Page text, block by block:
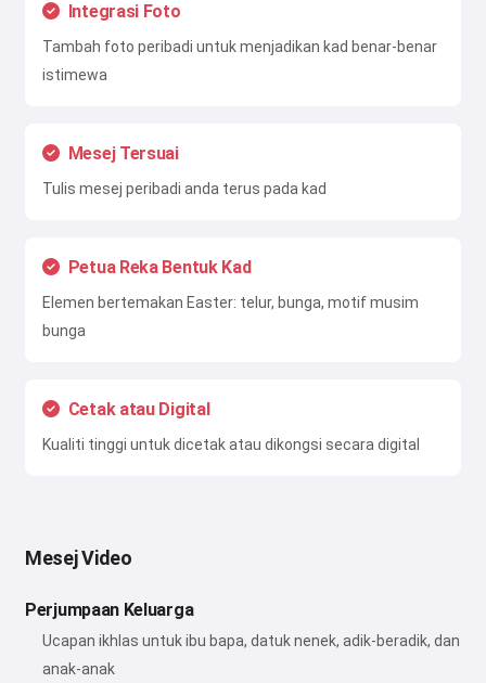
Integrasi Foto
Tambah foto peribadi untuk menjadikan kad benar-benar
istimewa
Mesej Tersuai
Tulis mesej peribadi anda terus pada kad
Petua Reka Bentuk Kad
Elemen bertemakan Easter: telur, bunga, motif musim
bunga
Cetak atau Digital
Kualiti tinggi untuk dicetak atau dikongsi secara digital
Mesej Video
Perjumpaan Keluarga
Ucapan ikhlas untuk ibu bapa, datuk nenek, adik-beradik, dan
anak-anak